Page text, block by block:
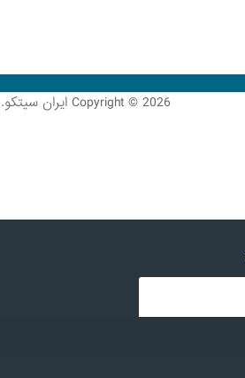
Copyright © 2026 ایران سیتکو. All Rights Reserved.